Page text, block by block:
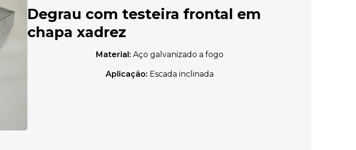
Degrau com testeira frontal em
chapa xadrez
Material: Aço galvanizado a fogo
Aplicação: Escada inclinada